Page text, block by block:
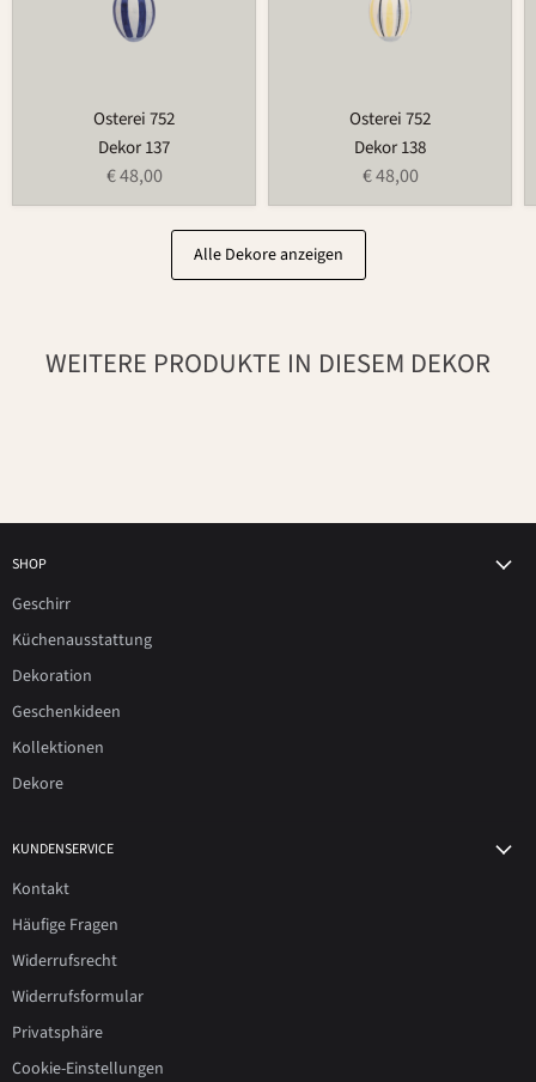
Osterei 752
Dekor 137
€ 48,00
Osterei 752
Dekor 138
€ 48,00
Alle Dekore anzeigen
WEITERE PRODUKTE IN DIESEM DEKOR
SHOP
Geschirr
Küchenausstattung
Dekoration
Geschenkideen
Kollektionen
Dekore
KUNDENSERVICE
Kontakt
Häufige Fragen
Widerrufsrecht
Widerrufsformular
Privatsphäre
Cookie-Einstellungen